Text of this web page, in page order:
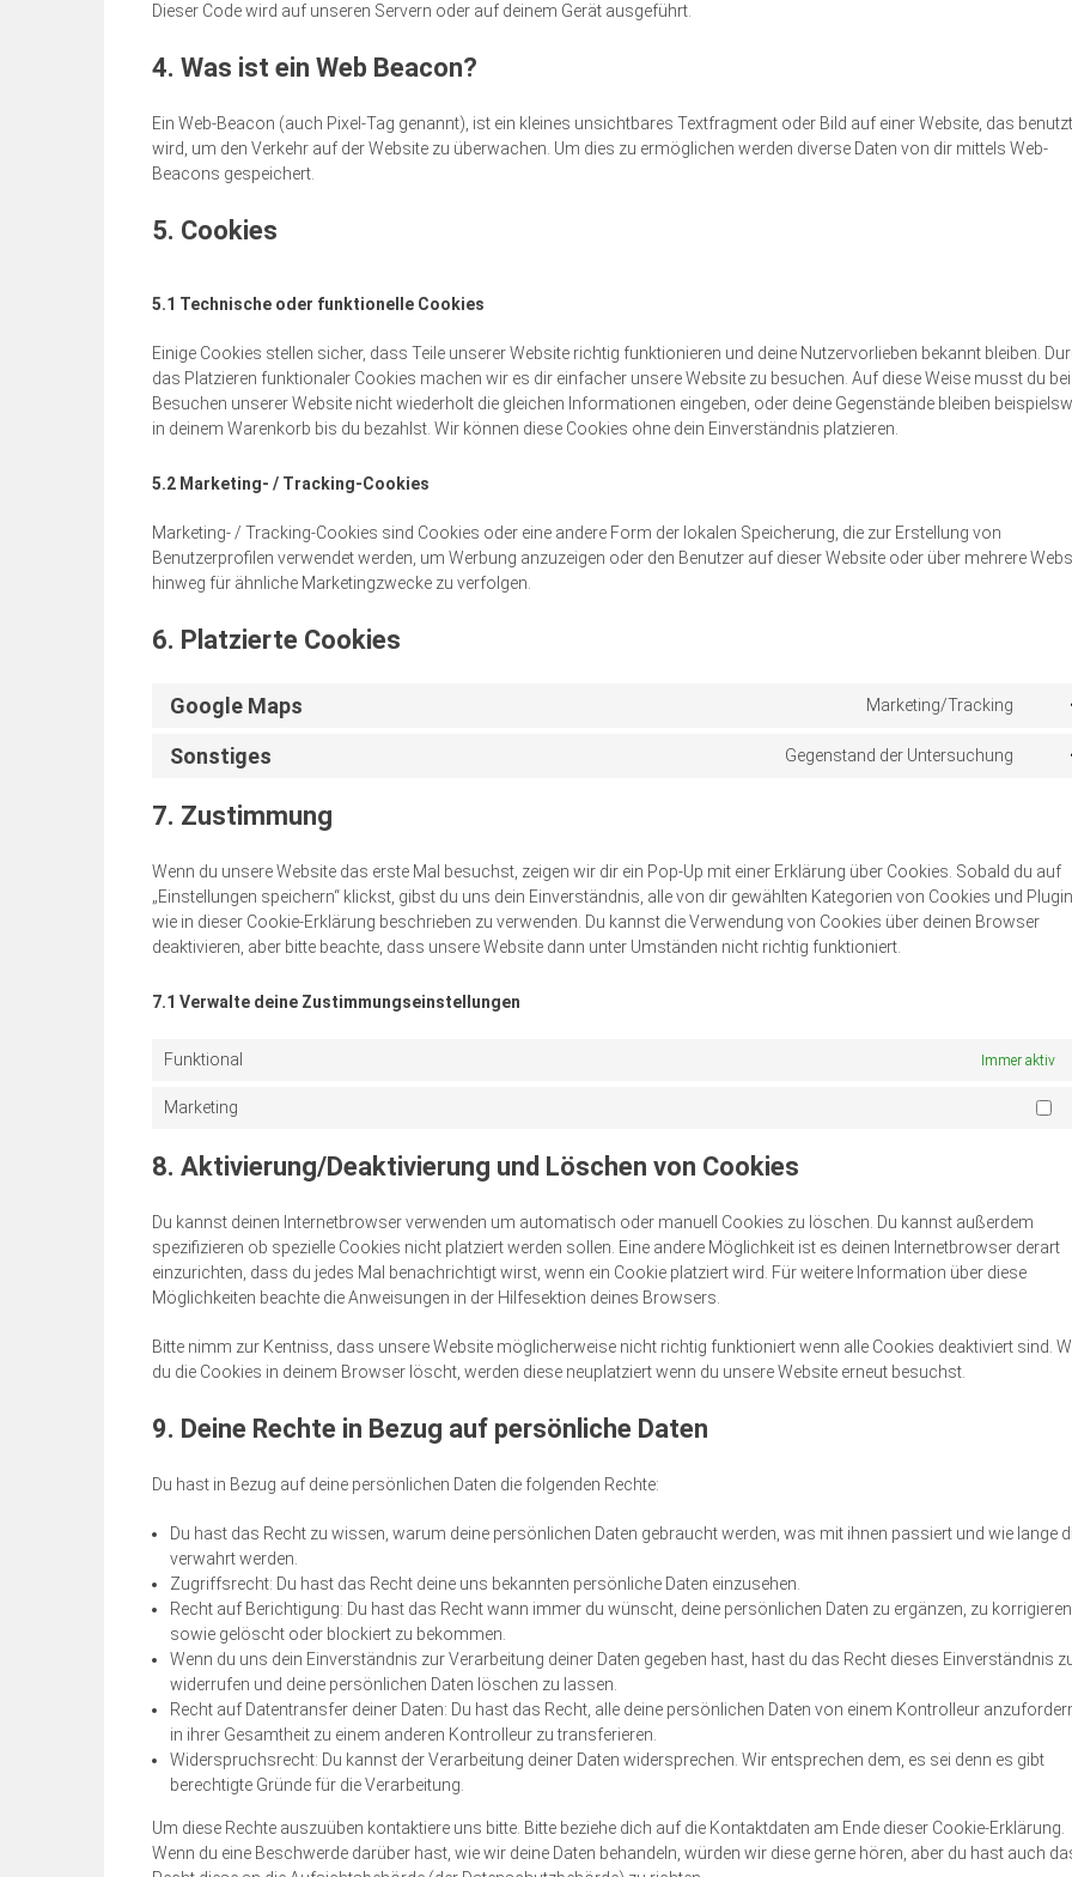
Dieser Code wird auf unseren Servern oder auf deinem Gerät ausgeführt.
4. Was ist ein Web Beacon?
Ein Web-Beacon (auch Pixel-Tag genannt), ist ein kleines unsichtbares Textfragment oder Bild auf einer Website, das benutzt
wird, um den Verkehr auf der Website zu überwachen. Um dies zu ermöglichen werden diverse Daten von dir mittels Web-
Beacons gespeichert.
5. Cookies
5.1 Technische oder funktionelle Cookies
Einige Cookies stellen sicher, dass Teile unserer Website richtig funktionieren und deine Nutzervorlieben bekannt bleiben.
das Platzieren funktionaler Cookies machen wir es dir einfacher unsere Website zu besuchen. Auf diese Weise musst du bei
Besuchen unserer Website nicht wiederholt die gleichen Informationen eingeben, oder deine Gegenstände bleiben
in deinem Warenkorb bis du bezahlst. Wir können diese Cookies ohne dein Einverständnis platzieren.
5.2 Marketing- / Tracking-Cookies
Marketing- / Tracking-Cookies sind Cookies oder eine andere Form der lokalen Speicherung, die zur Erstellung von
Benutzerprofilen verwendet werden, um Werbung anzuzeigen oder den Benutzer auf dieser Website oder über mehrere
hinweg für ähnliche Marketingzwecke zu verfolgen.
6. Platzierte Cookies
Google Maps Marketing/Tracking
Sonstiges Gegenstand der Untersuchung
7. Zustimmung
Wenn du unsere Website das erste Mal besuchst, zeigen wir dir ein Pop-Up mit einer Erklärung über Cookies. Sobald du auf
„Einstellungen speichern“ klickst, gibst du uns dein Einverständnis, alle von dir gewählten Kategorien von Cookies und
wie in dieser Cookie-Erklärung beschrieben zu verwenden. Du kannst die Verwendung von Cookies über deinen Browser
deaktivieren, aber bitte beachte, dass unsere Website dann unter Umständen nicht richtig funktioniert.
7.1 Verwalte deine Zustimmungseinstellungen
Funktional Immer aktiv
Marketing
8. Aktivierung/Deaktivierung und Löschen von Cookies
Du kannst deinen Internetbrowser verwenden um automatisch oder manuell Cookies zu löschen. Du kannst außerdem
spezifizieren ob spezielle Cookies nicht platziert werden sollen. Eine andere Möglichkeit ist es deinen Internetbrowser derart
einzurichten, dass du jedes Mal benachrichtigt wirst, wenn ein Cookie platziert wird. Für weitere Information über diese
Möglichkeiten beachte die Anweisungen in der Hilfesektion deines Browsers.
Bitte nimm zur Kentniss, dass unsere Website möglicherweise nicht richtig funktioniert wenn alle Cookies deaktiviert sind.
du die Cookies in deinem Browser löscht, werden diese neuplatziert wenn du unsere Website erneut besuchst.
9. Deine Rechte in Bezug auf persönliche Daten
Du hast in Bezug auf deine persönlichen Daten die folgenden Rechte:
Du hast das Recht zu wissen, warum deine persönlichen Daten gebraucht werden, was mit ihnen passiert und wie lange
verwahrt werden.
Zugriffsrecht: Du hast das Recht deine uns bekannten persönliche Daten einzusehen.
Recht auf Berichtigung: Du hast das Recht wann immer du wünscht, deine persönlichen Daten zu ergänzen, zu korrigieren
sowie gelöscht oder blockiert zu bekommen.
Wenn du uns dein Einverständnis zur Verarbeitung deiner Daten gegeben hast, hast du das Recht dieses Einverständnis
widerrufen und deine persönlichen Daten löschen zu lassen.
Recht auf Datentransfer deiner Daten: Du hast das Recht, alle deine persönlichen Daten von einem Kontrolleur
in ihrer Gesamtheit zu einem anderen Kontrolleur zu transferieren.
Widerspruchsrecht: Du kannst der Verarbeitung deiner Daten widersprechen. Wir entsprechen dem, es sei denn es gibt
berechtigte Gründe für die Verarbeitung.
Um diese Rechte auszuüben kontaktiere uns bitte. Bitte beziehe dich auf die Kontaktdaten am Ende dieser Cookie-Erklärung.
Wenn du eine Beschwerde darüber hast, wie wir deine Daten behandeln, würden wir diese gerne hören, aber du hast auch